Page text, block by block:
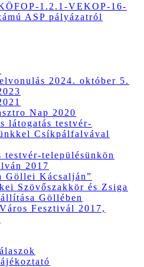
1.2.1-VEKOP-16-
ASP pályázatról
2024. október 5.
Nap 2020
látogatás testvér-
Csíkpálfalvával
testvér-településünkön
2017
Göllei Kácsalján”
Szövőszakkör és Zsiga
Göllében
Fesztivál 2017,